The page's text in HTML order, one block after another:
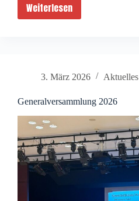
Weiterlesen
Wasser,
3. März 2026 Aktuelles
Generalversammlung 2026